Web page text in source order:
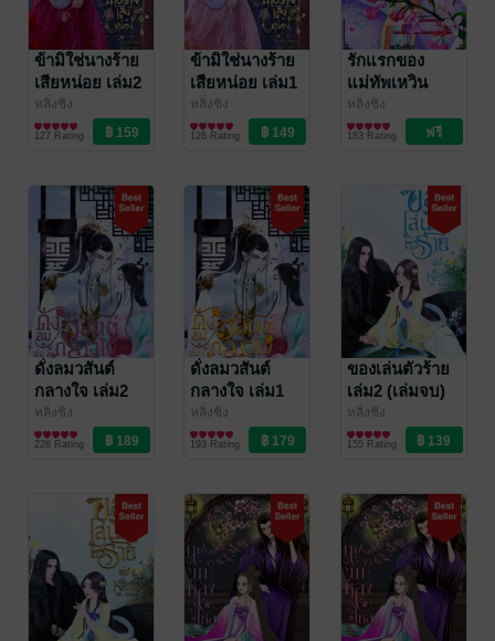
ข้ามิใช่นางร้าย
เสียหน่อย เล่ม2
(เล่มจบ)
หลิ่งชิง
นิยายรักจีนโบราณ
127 Rating
ข้ามิใช่นางร้าย
เสียหน่อย เล่ม1
หลิ่งชิง
นิยายรักจีนโบราณ
126 Rating
รักแรกของ
แม่ทัพเหวิน
หยาง
หลิ่งชิง
นิยายรักจีนโบราณ
183 Rating
ดั่งลมวสันต์
กลางใจ เล่ม2
(เล่มจบ)
หลิ่งชิง
นิยายรักจีนโบราณ
228 Rating
ดั่งลมวสันต์
กลางใจ เล่ม1
หลิ่งชิง
นิยายรักจีนโบราณ
193 Rating
ของเล่นตัวร้าย
เล่ม2 (เล่มจบ)
หลิ่งชิง
นิยายรักจีนโบราณ
155 Rating